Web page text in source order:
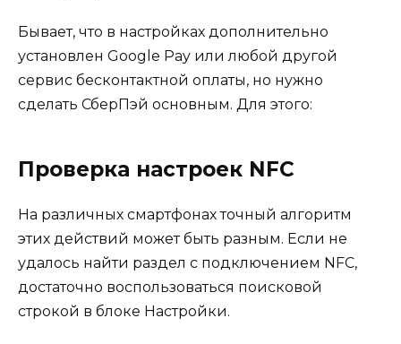
Бывает, что в настройках дополнительно
установлен Google Pay или любой другой
сервис бесконтактной оплаты, но нужно
сделать СберПэй основным. Для этого:
Проверка настроек NFC
На различных смартфонах точный алгоритм
этих действий может быть разным. Если не
удалось найти раздел с подключением NFC,
достаточно воспользоваться поисковой
строкой в блоке Настройки.